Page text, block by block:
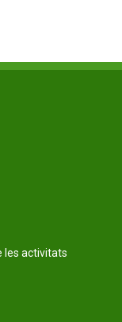
les activitats